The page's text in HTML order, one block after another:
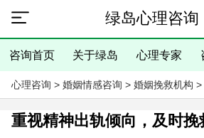
绿岛心理咨询
咨询首页 关于绿岛 心理专家
心理咨询 > 婚姻情感咨询 > 婚姻挽救机构 >
重视精神出轨倾向，及时挽